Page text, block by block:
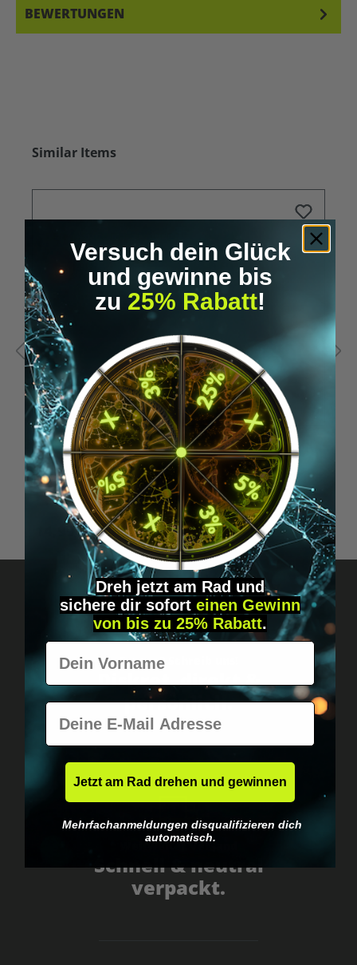
BEWERTUNGEN
Produktgalerie überspringen
Similar Items
DER 4-STUNDEN-KÖRPER
14,99 €*
Fragen? Schreib uns!
Diskret, direkt &
persönlich.
Weltweiter Versand
Schnell & neutral
verpackt.
Versuch dein Glück
und gewinne bis
zu 25% Rabatt!
Dreh jetzt am Rad und
sichere dir sofort einen Gewinn
von bis zu 25% Rabatt.
Vorname
E-Mail
Jetzt am Rad drehen und gewinnen
Mehrfachanmeldungen disqualifizieren dich
automatisch.